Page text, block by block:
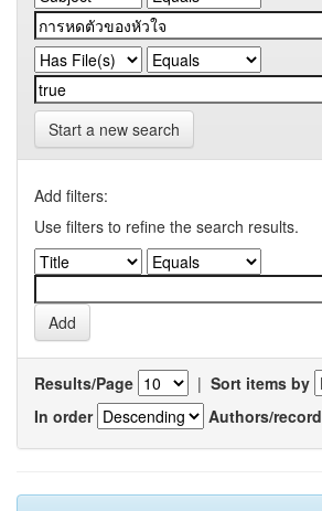
Start a new search
Add filters:
Use filters to refine the search results.
Results/Page | Sort items by
In order
Authors/record